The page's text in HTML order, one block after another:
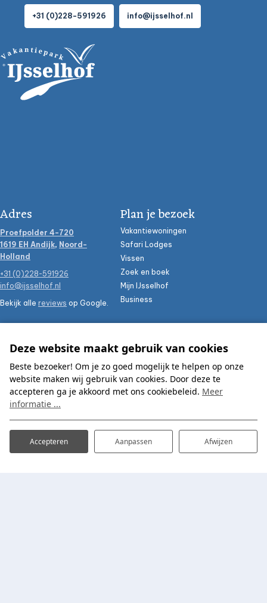
+31 (0)228-591926 info@ijsselhof.nl
Adres
Proefpolder 4-720
1619 EH Andijk, Noord-
Holland
+31 (0)228-591926
info@ijsselhof.nl
Bekijk alle reviews op Google.
Plan je bezoek
Vakantiewoningen
Safari Lodges
Vissen
Zoek en boek
Mijn IJsselhof
Business
Faciliteiten
Omgeving
Plattegrond
Contact
Thema's
Schoolvakanties
Weekendje weg
Inschrijven
nieuwsbrief
Deze website maakt gebruik van cookies
Beste bezoeker! Om je zo goed mogelijk te helpen op onze
website maken wij gebruik van cookies. Door deze te
accepteren ga je akkoord met ons cookiebeleid. Meer
informatie ...
Accepteren Aanpassen Afwijzen